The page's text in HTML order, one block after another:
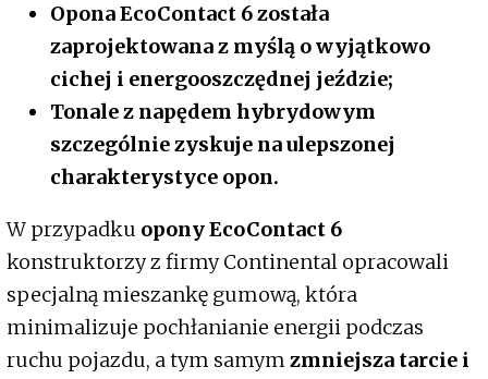
Opona EcoContact 6 została
zaprojektowana z myślą o wyjątkowo
cichej i energooszczędnej jeździe;
Tonale z napędem hybrydowym
szczególnie zyskuje na ulepszonej
charakterystyce opon.
W przypadku opony EcoContact 6
konstruktorzy z firmy Continental opracowali
specjalną mieszankę gumową, która
minimalizuje pochłanianie energii podczas
ruchu pojazdu, a tym samym zmniejsza tarcie i